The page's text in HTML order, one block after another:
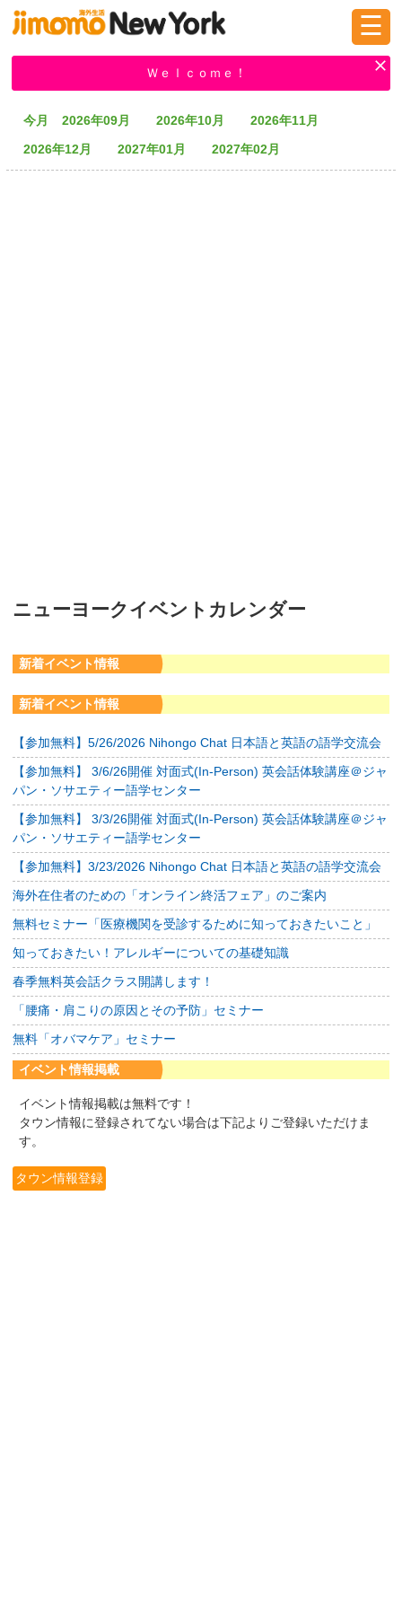
掲示板 タウン情報 教えて！
☰
Ｗｅｌｃｏｍｅ！
今月 2026年09月 2026年10月
2026年11月
2026年12月
2027年01月 2027年02月
ニューヨークイベントカレンダー
新着イベント情報
新着イベント情報
【参加無料】5/26/2026 Nihongo Chat 日本語と英語の語学交流会
【参加無料】 3/6/26開催 対面式(In-Person) 英会話体験講座＠ジャ
パン・ソサエティー語学センター
【参加無料】 3/3/26開催 対面式(In-Person) 英会話体験講座＠ジャ
パン・ソサエティー語学センター
【参加無料】3/23/2026 Nihongo Chat 日本語と英語の語学交流会
海外在住者のための「オンライン終活フェア」のご案内
無料セミナー「医療機関を受診するために知っておきたいこと」
知っておきたい！アレルギーについての基礎知識
春季無料英会話クラス開講します！
「腰痛・肩こりの原因とその予防」セミナー
無料「オバマケア」セミナー
イベント情報掲載
イベント情報掲載は無料です！
タウン情報に登録されてない場合は下記よりご登録いただけま
す。
タウン情報登録